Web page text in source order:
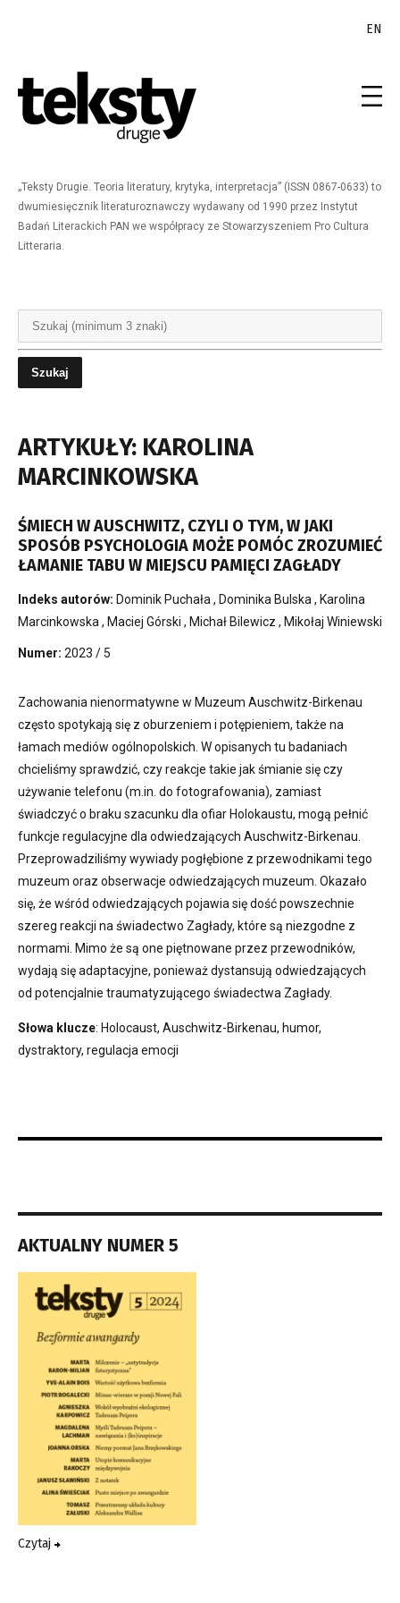
EN
„Teksty Drugie. Teoria literatury, krytyka, interpretacja” (ISSN 0867-0633) to
dwumiesięcznik literaturoznawczy wydawany od 1990 przez Instytut
Badań Literackich PAN we współpracy ze Stowarzyszeniem Pro Cultura
Litteraria.
ARTYKUŁY: KAROLINA
MARCINKOWSKA
ŚMIECH W AUSCHWITZ, CZYLI O TYM, W JAKI
SPOSÓB PSYCHOLOGIA MOŻE POMÓC ZROZUMIEĆ
ŁAMANIE TABU W MIEJSCU PAMIĘCI ZAGŁADY
Indeks autorów: Dominik Puchała , Dominika Bulska , Karolina
Marcinkowska , Maciej Górski , Michał Bilewicz , Mikołaj Winiewski
Numer: 2023 / 5
Zachowania nienormatywne w Muzeum Auschwitz-Birkenau
często spotykają się z oburzeniem i potępieniem, także na
łamach mediów ogólnopolskich. W opisanych tu badaniach
chcieliśmy sprawdzić, czy reakcje takie jak śmianie się czy
używanie telefonu (m.in. do fotografowania), zamiast
świadczyć o braku szacunku dla ofiar Holokaustu, mogą pełnić
funkcje regulacyjne dla odwiedzających Auschwitz-Birkenau.
Przeprowadziliśmy wywiady pogłębione z przewodnikami tego
muzeum oraz obserwacje odwiedzających muzeum. Okazało
się, że wśród odwiedzających pojawia się dość powszechnie
szereg reakcji na świadectwo Zagłady, które są niezgodne z
normami. Mimo że są one piętnowane przez przewodników,
wydają się adaptacyjne, ponieważ dystansują odwiedzających
od potencjalnie traumatyzującego świadectwa Zagłady.
Słowa klucze: Holocaust, Auschwitz-Birkenau, humor,
dystraktory, regulacja emocji
AKTUALNY NUMER 5
Czytaj